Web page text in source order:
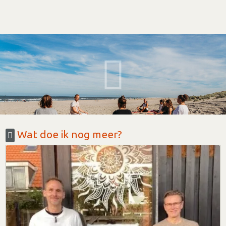
Wat doe ik nog meer?